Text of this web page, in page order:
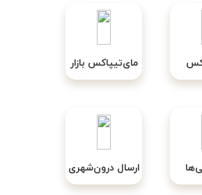
مای‌تیپاکس بازار
ارسال درون‌شهری